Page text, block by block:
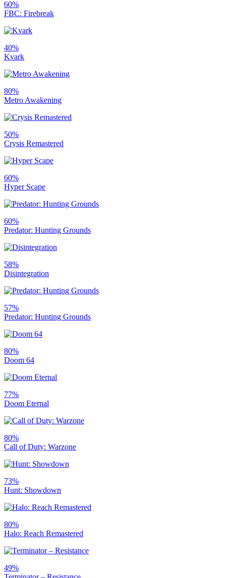
60%
FBC: Firebreak
40%
Kvark
80%
Metro Awakening
50%
Crysis Remastered
60%
Hyper Scape
60%
Predator: Hunting Grounds
58%
Disintegration
57%
Predator: Hunting Grounds
80%
Doom 64
77%
Doom Eternal
80%
Call of Duty: Warzone
73%
Hunt: Showdown
80%
Halo: Reach Remastered
49%